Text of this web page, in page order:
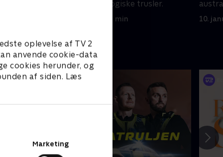
oplevelse af TV 2
anvende cookie-data
cookies herunder, og
af siden. Læs
Marketing
taske fuld af biologiske trusler.
10. januar 2018 • 22 min 10.